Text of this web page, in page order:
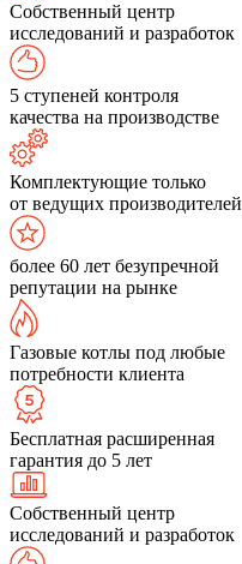
Собственный центр
исследований и разработок
5 ступеней контроля
качества на производстве
Комплектующие только
от ведущих производителей
более 60 лет безупречной
репутации на рынке
Газовые котлы под любые
потребности клиента
Бесплатная расширенная
гарантия до 5 лет
Собственный центр
исследований и разработок